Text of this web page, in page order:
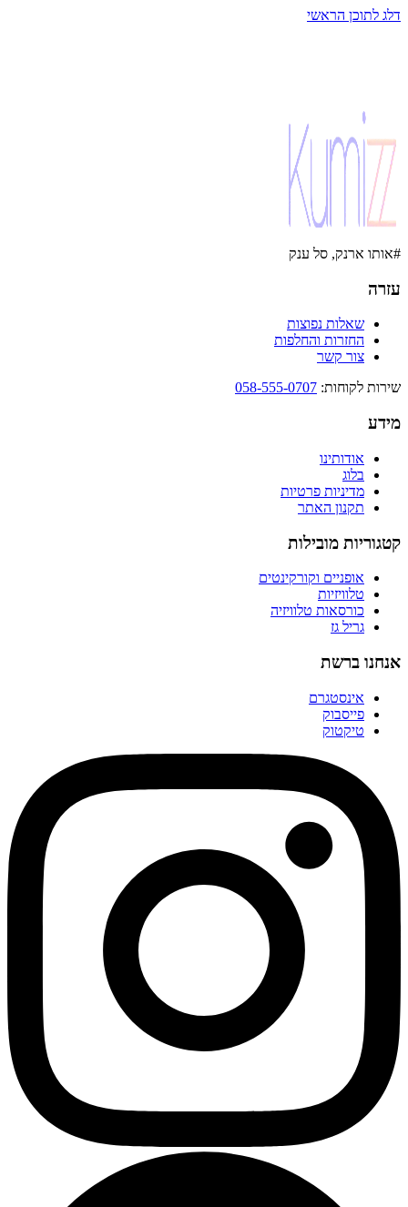
דלג לתוכן הראשי
#אותו ארנק, סל ענק
עזרה
שאלות נפוצות
החזרות והחלפות
צור קשר
שירות לקוחות:
058-555-0707
מידע
אודותינו
בלוג
מדיניות פרטיות
תקנון האתר
קטגוריות מובילות
אופניים וקורקינטים
טלוויזיות
כורסאות טלוויזיה
גריל גז
אנחנו ברשת
אינסטגרם
פייסבוק
טיקטוק